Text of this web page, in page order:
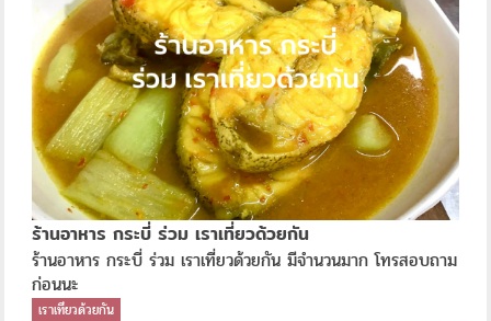
ร้านอาหาร กระบี่ ร่วม เราเที่ยวด้วยกัน
ร้านอาหาร กระบี่ ร่วม เราเที่ยวด้วยกัน มีจำนวนมาก โทรสอบถาม
ก่อนนะ
เราเที่ยวด้วยกัน